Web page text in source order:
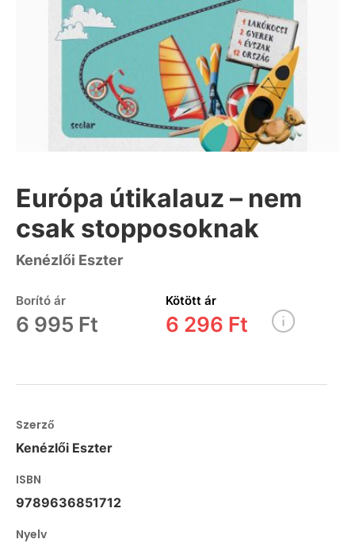
Európa útikalauz – nem
csak stopposoknak
Kenézlői Eszter
Borító ár
6 995 Ft
Kötött ár
6 296 Ft
Szerző
Kenézlői Eszter
ISBN
9789636851712
Nyelv